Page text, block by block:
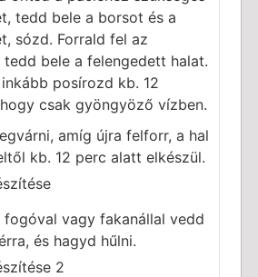
tedd bele a borsot és a
sózd. Forrald fel az
tedd bele a felengedett halat.
posírozd kb. 12
csak gyöngyöző vízben.
amíg újra felforr, a hal
kb. 12 perc alatt elkészül.
fogóval vagy fakanállal vedd
és hagyd hűlni.